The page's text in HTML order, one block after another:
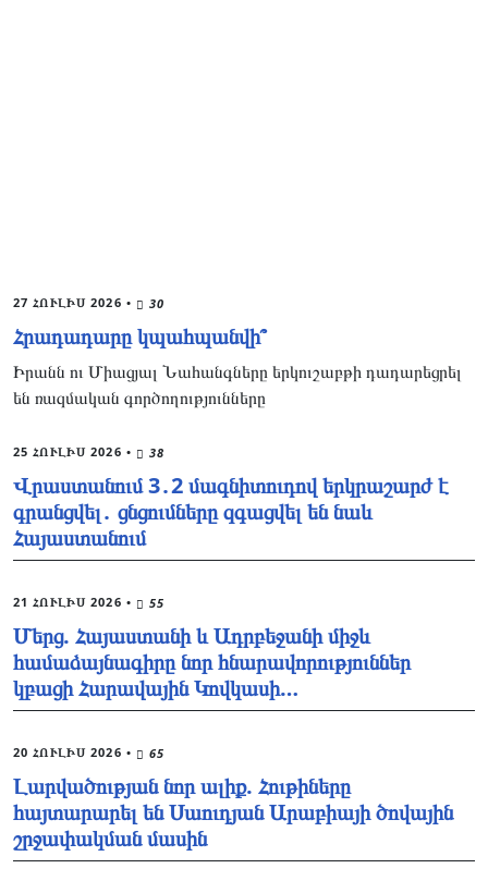
27 ՀՈՒԼԻՍ 2026 • 30
Հրադադարը կպահպանվի՞
Իրանն ու Միացյալ Նահանգները երկուշաբթի դադարեցրել
են ռազմական գործողությունները
25 ՀՈՒԼԻՍ 2026 • 38
Վրաստանում 3․2 մագնիտուդով երկրաշարժ է
գրանցվել․ ցնցումները զգացվել են նաև
Հայաստանում
21 ՀՈՒԼԻՍ 2026 • 55
Մերց. Հայաստանի և Ադրբեջանի միջև
համաձայնագիրը նոր հնարավորություններ
կբացի Հարավային Կովկասի…
20 ՀՈՒԼԻՍ 2026 • 65
Լարվածության նոր ալիք. Հութիները
հայտարարել են Սաուդյան Արաբիայի ծովային
շրջափակման մասին